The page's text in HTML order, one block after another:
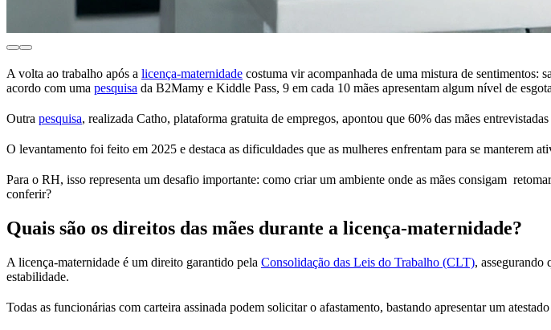
A volta ao trabalho após a licença-maternidade costuma vir acompanhada de uma mistura de sentimentos:
acordo com uma pesquisa da B2Mamy e Kiddle Pass, 9 em cada 10 mães apresentam algum nível de
Outra pesquisa, realizada Catho, plataforma gratuita de empregos, apontou que 60% das mães
O levantamento foi feito em 2025 e destaca as dificuldades que as mulheres enfrentam para se manterem
Para o RH, isso representa um desafio importante: como criar um ambiente onde as mães consigam
conferir?
Quais são os direitos das mães durante a licença-maternidade?
A licença-maternidade é um direito garantido pela Consolidação das Leis do Trabalho (CLT), assegurando
estabilidade.
Todas as funcionárias com carteira assinada podem solicitar o afastamento, bastando apresentar um